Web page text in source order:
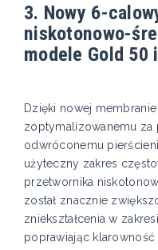
3. Nowy 6-
niskotonowo-
modele Gold 50
Dzięki nowej
zoptymalizowanemu za
odwróconemu
użyteczny zakres
przetwornika
został znacznie
zniekształcenia w
poprawiając